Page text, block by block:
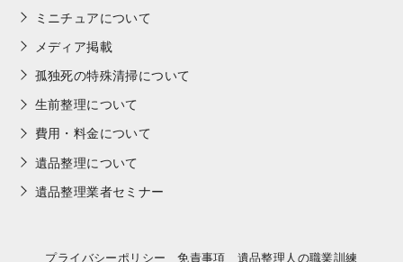
ミニチュアについて
メディア掲載
孤独死の特殊清掃について
生前整理について
費用・料金について
遺品整理について
遺品整理業者セミナー
プライバシーポリシー 免責事項
遺品整理人の職業訓練